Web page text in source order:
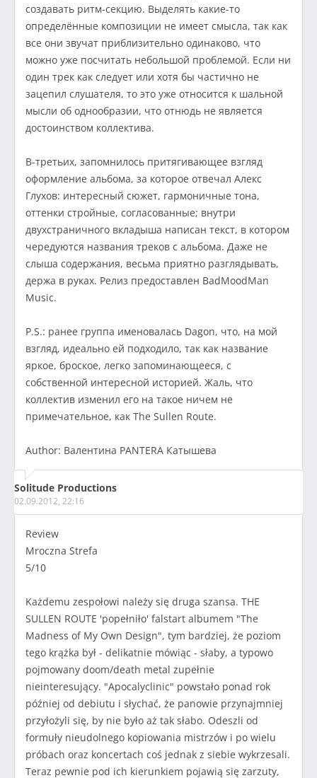
создавать ритм-секцию. Выделять какие-то
определённые композиции не имеет смысла, так как
все они звучат приблизительно одинаково, что
можно уже посчитать небольшой проблемой. Если ни
один трек как следует или хотя бы частично не
зацепил слушателя, то это уже относится к шальной
мысли об однообразии, что отнюдь не является
достоинством коллектива.
В-третьих, запомнилось притягивающее взгляд
оформление альбома, за которое отвечал Алекс
Глухов: интересный сюжет, гармоничные тона,
оттенки стройные, согласованные; внутри
двухстраничного вкладыша написан текст, в котором
чередуются названия треков с альбома. Даже не
слыша содержания, весьма приятно разглядывать,
держа в руках. Релиз предоставлен BadMoodMan
Music.
P.S.: ранее группа именовалась Dagon, что, на мой
взгляд, идеально ей подходило, так как название
яркое, броское, легко запоминающееся, с
собственной интересной историей. Жаль, что
коллектив изменил его на такое ничем не
примечательное, как The Sullen Route.
Author: Валентина PANTERA Катышева
Solitude Productions
02.09.2012, 22:16
Review
Mroczna Strefa
5/10
Każdemu zespołowi należy się druga szansa. THE
SULLEN ROUTE 'popełniło' falstart albumem "The
Madness of My Own Design", tym bardziej, że poziom
tego krążka był - delikatnie mówiąc - słaby, a typowo
pojmowany doom/death metal zupełnie
nieinteresujący. "Apocalyclinic" powstało ponad rok
później od debiutu i słychać, że panowie przynajmniej
przyłożyli się, by nie było aż tak słabo. Odeszli od
formuły nieudolnego kopiowania mistrzów i po wielu
próbach oraz koncertach coś jednak z siebie wykrzesali.
Teraz pewnie pod ich kierunkiem pojawią się zarzuty,